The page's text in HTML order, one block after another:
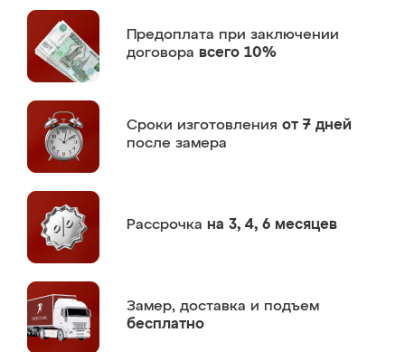
Предоплата при заключении
договора всего 10%
Сроки изготовления от 7 дней
после замера
Рассрочка на 3, 4, 6 месяцев
Замер, доставка и подъем
бесплатно